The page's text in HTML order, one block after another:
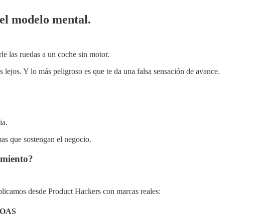
modelo mental.
las ruedas a un coche sin motor.
Y lo más peligroso es que te da una falsa sensación de avance.
que sostengan el negocio.
desde Product Hackers con marcas reales: